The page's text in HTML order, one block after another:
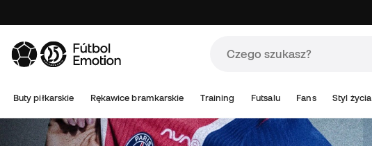
Buty piłkarskie Rękawice bramkarskie Training Futsalu Fans Styl życia